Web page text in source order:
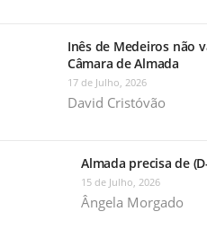
Inês de Medeiros não
Câmara de Almada
17 de Julho, 2026
David Cristóvão
Almada precisa de
15 de Julho, 2026
Ângela Morgado